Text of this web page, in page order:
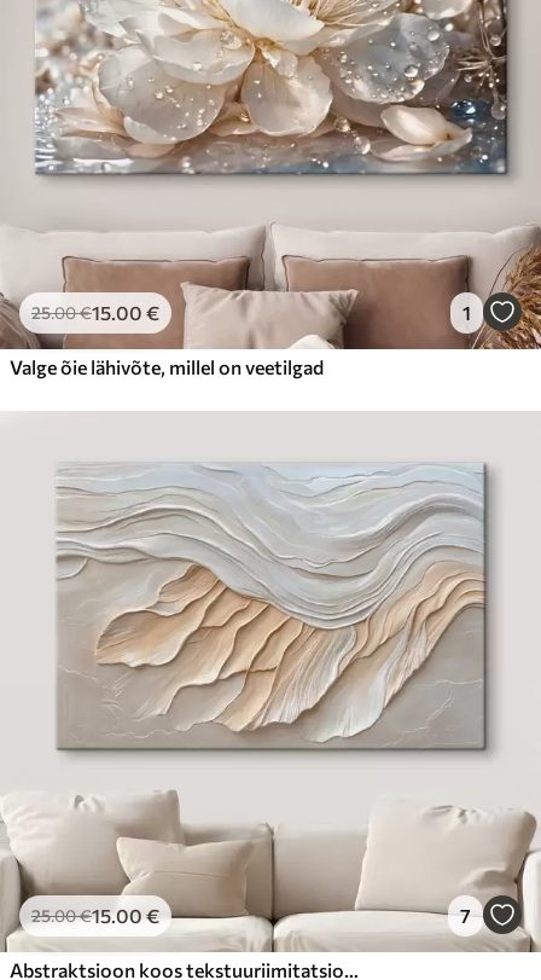
25.00€15.00 € 1
Valge õie lähivõte, millel on veetilgad
25.00€15.00€ 7
Abstraktsioon koos tekstuuriimitatsiooniga